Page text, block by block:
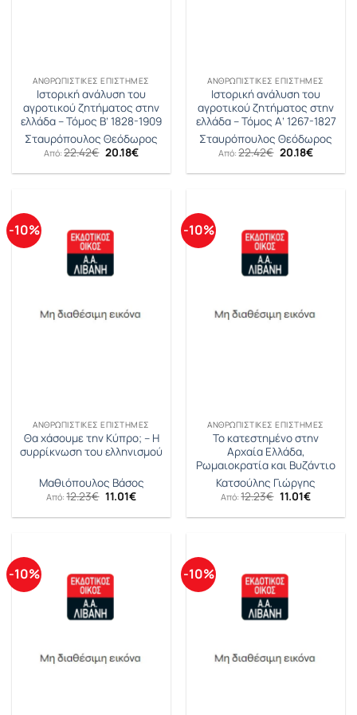
ΑΝΘΡΩΠΙΣΤΙΚΈΣ ΕΠΙΣΤΉΜΕΣ
Ιστορική ανάλυση του
αγροτικού ζητήματος στην
ελλάδα – Τόμος Β’ 1828-1909
Σταυρόπουλος Θεόδωρος
Από:22.42€ Original
price
was:
20.18€Η
τιμή
ΑΝΘΡΩΠΙΣΤΙΚΈΣ ΕΠΙΣΤΉΜΕΣ
Ιστορική ανάλυση του
αγροτικού ζητήματος στην
ελλάδα – Τόμος Α’ 1267-1827
Σταυρόπουλος Θεόδωρος
Από:22.42€ Original
price
was:
20.18€Η
τιμή
-10%
ΑΝΘΡΩΠΙΣΤΙΚΈΣ ΕΠΙΣΤΉΜΕΣ
Θα χάσουμε την Κύπρο; – Η
συρρίκνωση του ελληνισμού
Μαθιόπουλος Βάσος
Από:12.23€ Original
was:
11.01€Η
τιμή
-10%
ΑΝΘΡΩΠΙΣΤΙΚΈΣ ΕΠΙΣΤΉΜΕΣ
Το κατεστημένο στην
Αρχαία Ελλάδα,
Ρωμαιοκρατία και Βυζάντιο
Κατσούλης Γιώργης
Από:12.23€ Original
was:
11.01€Η
τιμή
-10% -10%